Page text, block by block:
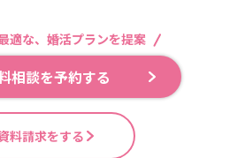
適な、婚活プランを提案
相談を予約する
料請求をする